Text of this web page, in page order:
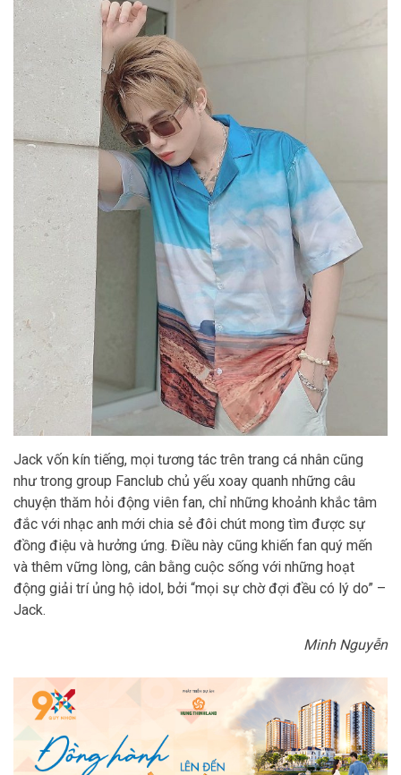
Jack vốn kín tiếng, mọi tương tác trên trang cá nhân cũng
như trong group Fanclub chủ yếu xoay quanh những câu
chuyện thăm hỏi động viên fan, chỉ những khoảnh khắc tâm
đắc với nhạc anh mới chia sẻ đôi chút mong tìm được sự
đồng điệu và hưởng ứng. Điều này cũng khiến fan quý mến
và thêm vững lòng, cân bằng cuộc sống với những hoạt
động giải trí ủng hộ idol, bởi “mọi sự chờ đợi đều có lý do” –
Jack.
Minh Nguyễn